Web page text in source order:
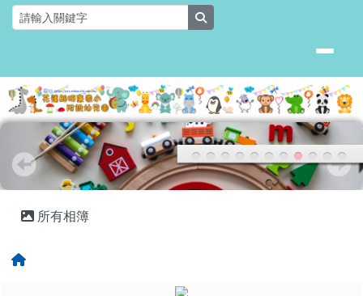
跳至主內容區
花蓮縣明廉國小附設幼兒園
所有相簿
回首頁